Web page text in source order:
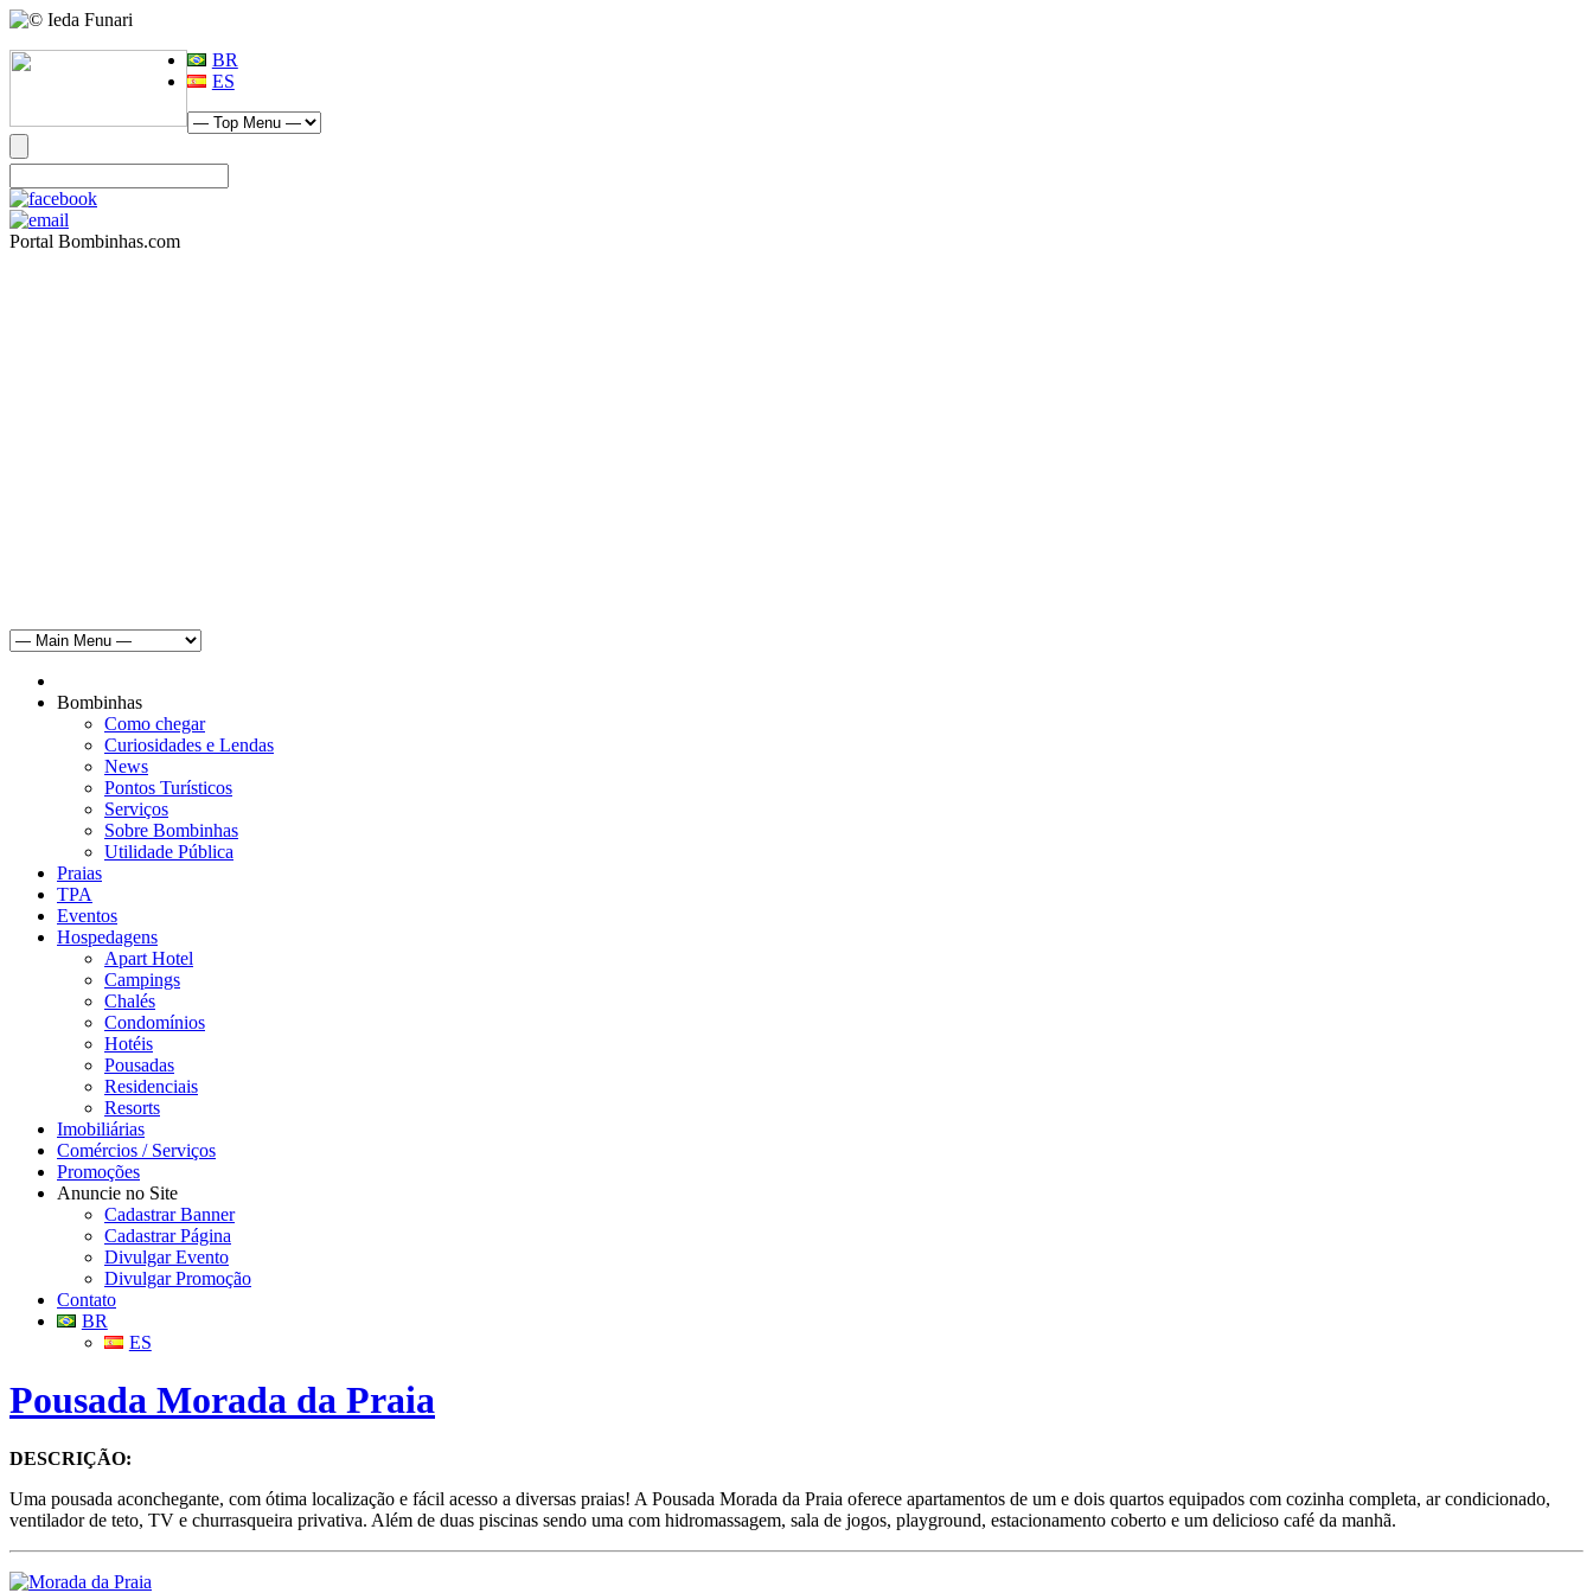
BR
ES
Portal Bombinhas.com
Bombinhas
Como chegar
Curiosidades e Lendas
News
Pontos Turísticos
Serviços
Sobre Bombinhas
Utilidade Pública
Praias
TPA
Eventos
Hospedagens
Apart Hotel
Campings
Chalés
Condomínios
Hotéis
Pousadas
Residenciais
Resorts
Imobiliárias
Comércios / Serviços
Promoções
Anuncie no Site
Cadastrar Banner
Cadastrar Página
Divulgar Evento
Divulgar Promoção
Contato
BR
ES
Pousada Morada da Praia
DESCRIÇÃO:
Uma pousada aconchegante, com ótima localização e fácil acesso a diversas praias! A Pousada Morada da Praia oferece apartamentos de um e dois quartos equipados com cozinha completa, ar condicionado,
ventilador de teto, TV e churrasqueira privativa. Além de duas piscinas sendo uma com hidromassagem, sala de jogos, playground, estacionamento coberto e um delicioso café da manhã.